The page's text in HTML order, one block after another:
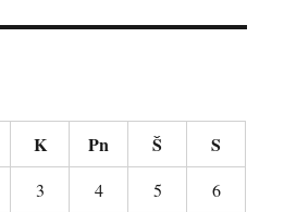
K Pn Š S
3 4 5
6